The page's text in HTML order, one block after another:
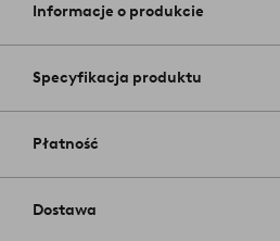
Informacje o produkcie
Specyfikacja produktu
Płatność
Dostawa